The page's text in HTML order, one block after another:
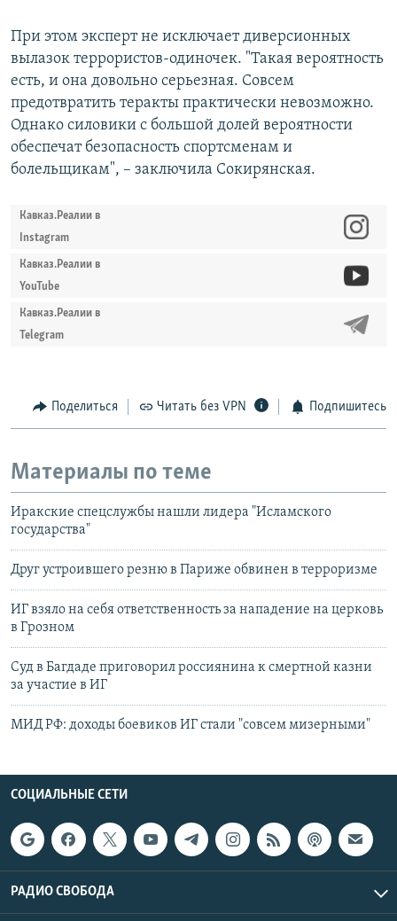
При этом эксперт не исключает диверсионных
вылазок террористов-одиночек. "Такая вероятность
есть, и она довольно серьезная. Совсем
предотвратить теракты практически невозможно.
Однако силовики с большой долей вероятности
обеспечат безопасность спортсменам и
болельщикам", – заключила Сокирянская.
Кавказ.Реалии в
Instagram
Кавказ.Реалии в
YouTube
Кавказ.Реалии в
Telegram
Поделиться Читать без VPN Подпишитесь
Материалы по теме
Иракские спецслужбы нашли лидера "Исламского
государства"
Друг устроившего резню в Париже обвинен в терроризме
ИГ взяло на себя ответственность за нападение на церковь
в Грозном
Суд в Багдаде приговорил россиянина к смертной казни
за участие в ИГ
МИД РФ: доходы боевиков ИГ стали "совсем мизерными"
СОЦИАЛЬНЫЕ СЕТИ
РАДИО СВОБОДА